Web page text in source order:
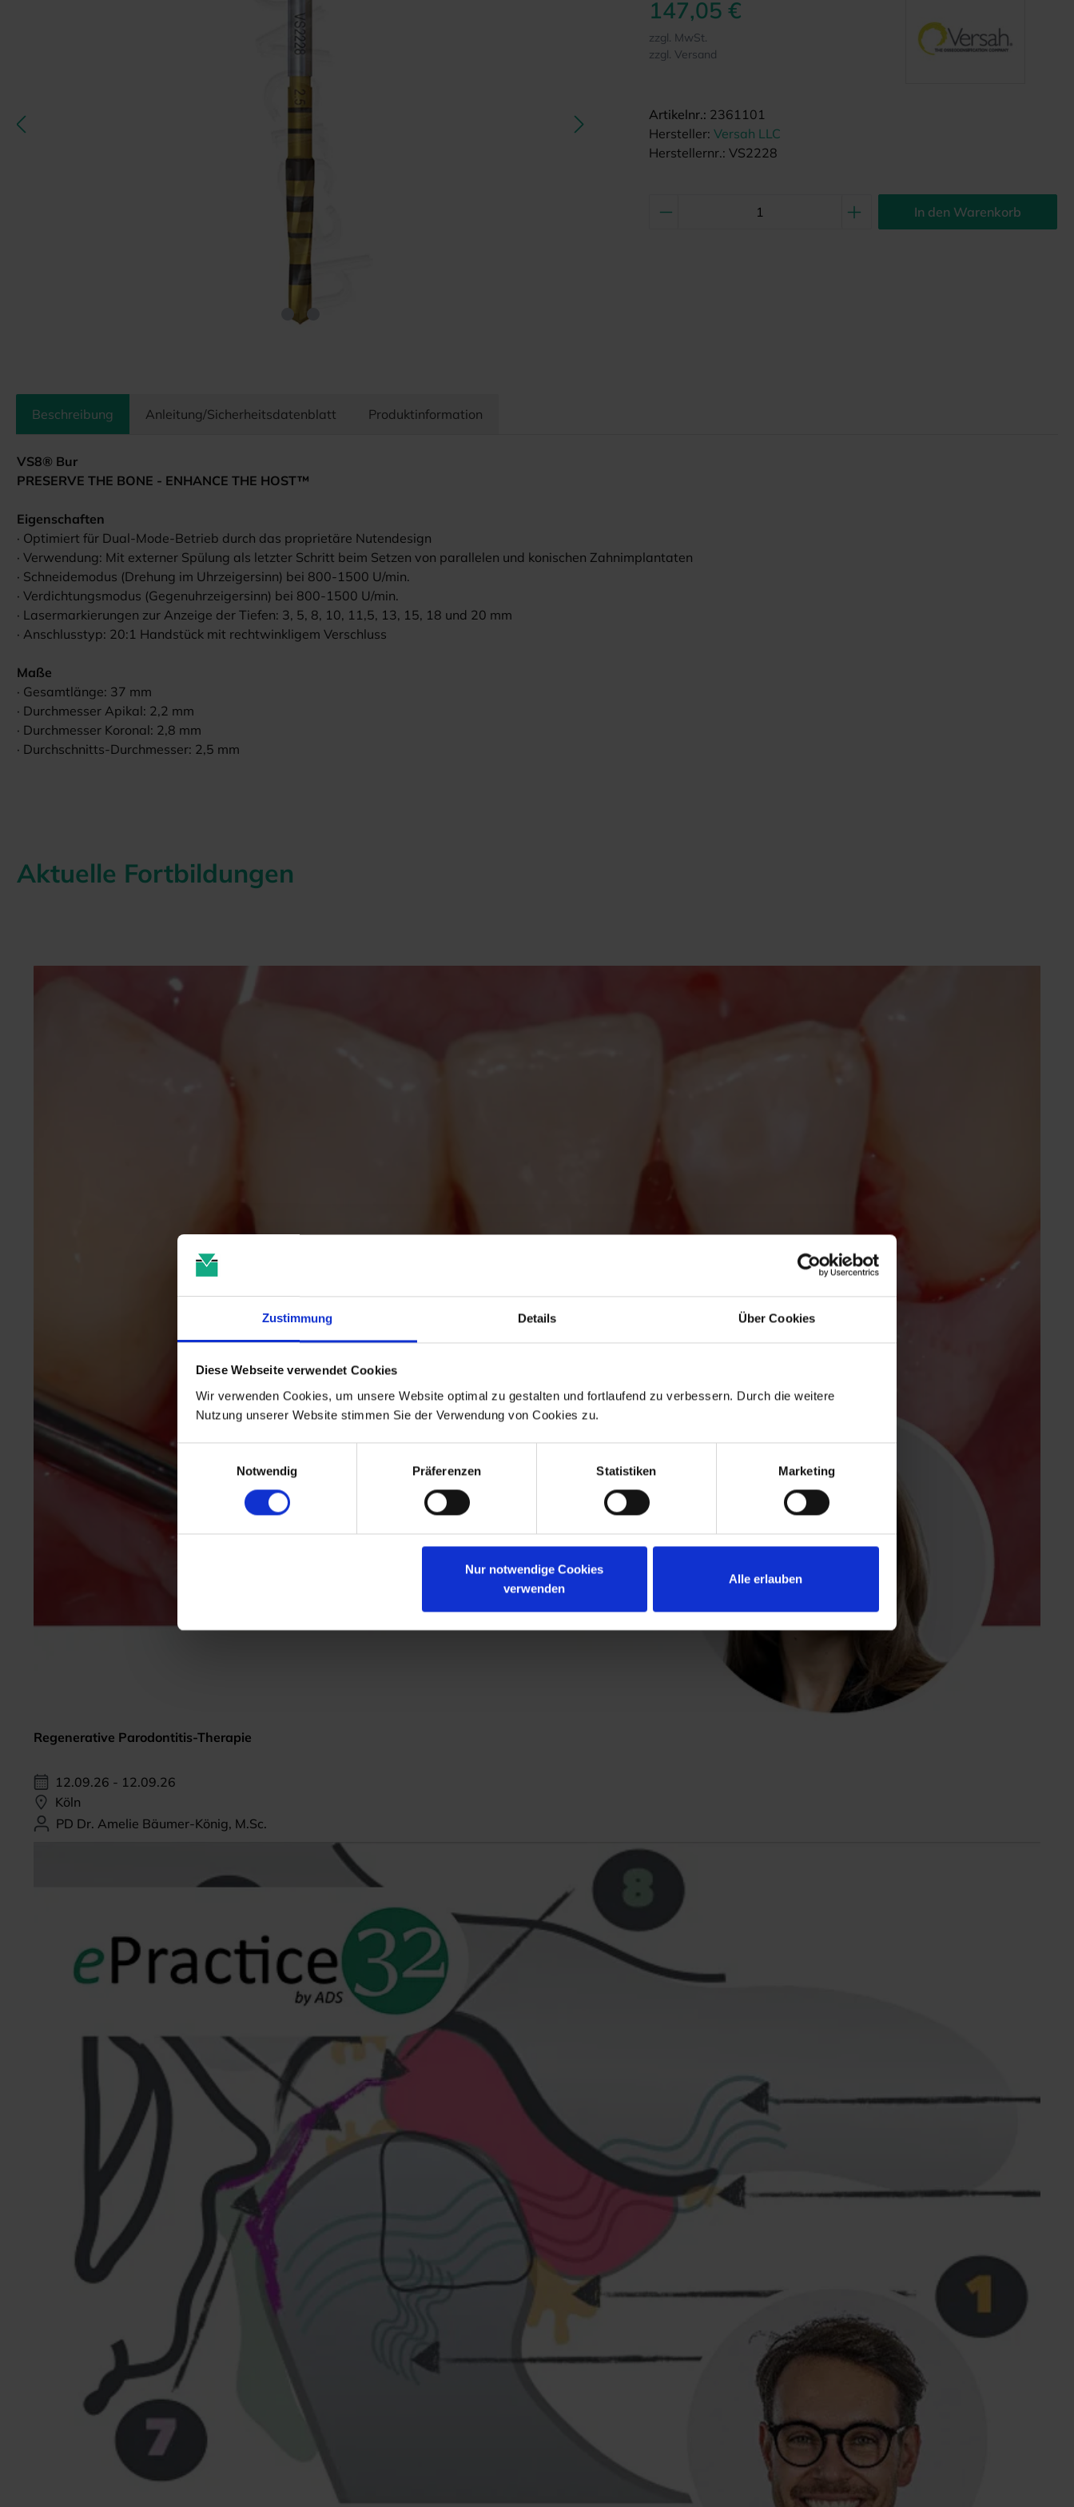
Zustimmung Details Über Cookies
Diese Webseite verwendet Cookies
Wir verwenden Cookies, um unsere Website optimal zu gestalten und fortlaufend zu verbessern. Durch die weitere
Nutzung unserer Website stimmen Sie der Verwendung von Cookies zu.
Notwendig
Präferenzen Statistiken Marketing
Nur notwendige Cookies
verwenden
Alle erlauben
147,05 €
zzgl. MwSt.
zzgl. Versand
Artikelnr.: 2361101
Hersteller: Versah LLC
Herstellernr.: VS2228
In den Warenkorb
Beschreibung Anleitung/Sicherheitsdatenblatt Produktinformation
VS8® Bur
PRESERVE THE BONE - ENHANCE THE HOST™
Eigenschaften
· Optimiert für Dual-Mode-Betrieb durch das proprietäre Nutendesign
· Verwendung: Mit externer Spülung als letzter Schritt beim Setzen von parallelen und konischen Zahnimplantaten
· Schneidemodus (Drehung im Uhrzeigersinn) bei 800-1500 U/min.
· Verdichtungsmodus (Gegenuhrzeigersinn) bei 800-1500 U/min.
· Lasermarkierungen zur Anzeige der Tiefen: 3, 5, 8, 10, 11,5, 13, 15, 18 und 20 mm
· Anschlusstyp: 20:1 Handstück mit rechtwinkligem Verschluss
Maße
· Gesamtlänge: 37 mm
· Durchmesser Apikal: 2,2 mm
· Durchmesser Koronal: 2,8 mm
· Durchschnitts-Durchmesser: 2,5 mm
Aktuelle Fortbildungen
Regenerative Parodontitis-Therapie
12.09.26 - 12.09.26
Köln
PD Dr. Amelie Bäumer-König, M.Sc.